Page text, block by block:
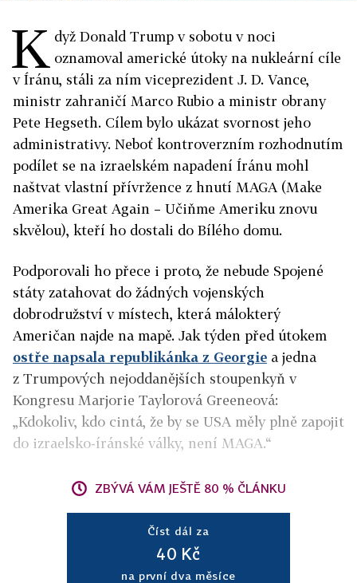
K dyž Donald Trump v sobotu v noci
oznamoval americké útoky na nukleární cíle
v Íránu, stáli za ním viceprezident J. D. Vance,
ministr zahraničí Marco Rubio a ministr obrany
Pete Hegseth. Cílem bylo ukázat svornost jeho
administrativy. Neboť kontroverzním rozhodnutím
podílet se na izraelském napadení Íránu mohl
naštvat vlastní přívržence z hnutí MAGA (Make
Amerika Great Again – Učiňme Ameriku znovu
skvělou), kteří ho dostali do Bílého domu.
Podporovali ho přece i proto, že nebude Spojené
státy zatahovat do žádných vojenských
dobrodružství v místech, která málokterý
Američan najde na mapě. Jak týden před útokem
ostře napsala republikánka z Georgie a jedna
z Trumpových nejoddanějších stoupenkyň v
Kongresu Marjorie Taylorová Greeneová:
„Kdokoliv, kdo cintá, že by se USA měly plně zapojit
do izraelsko-íránské války, není MAGA.“
ZBÝVÁ VÁM JEŠTĚ 80 % ČLÁNKU
Číst dál za
40 Kč
na první dva měsíce